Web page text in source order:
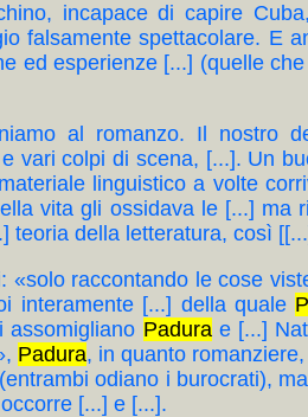
incapace di capire
falsamente spettacolare. E
ed esperienze [...] (quelle
al romanzo. Il nostro
vari colpi di scena, [...]. Un
linguistico a volte
vita gli ossidava le [...] ma
teoria della letteratura, così
raccontando le cose
interamente [...] della quale
assomigliano Padurae [...]
Padura, in quanto
odiano i burocrati),
[...] e [...].